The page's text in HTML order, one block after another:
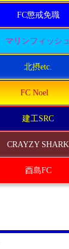
FC懲戒免職
マリンフィッシュ
北摂etc.
FC Noel
建工SRC
CRAYZY SHARK
酉島FC